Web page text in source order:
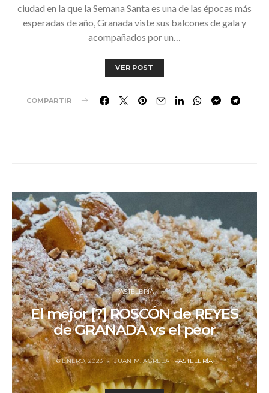
ciudad en la que la Semana Santa es una de las épocas más
esperadas de año, Granada viste sus balcones de gala y
acompañados por un…
VER POST
COMPARTIR
PASTELERÍA
El mejor [?] ROSCÓN de REYES
de GRANADA vs el peor
6 ENERO, 2023 JUAN M. AGRELA PASTELERÍA